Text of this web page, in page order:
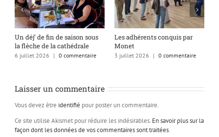
Un déj’ de fin de saison sous
la flèche de la cathédrale
6 juillet 2026 | 0 commentaire
Les adhérents conquis par
Monet
3 juillet 2026 | 0 commentaire
Laisser un commentaire
Vous devez être identifié pour poster un commentaire.
Ce site utilise Akismet pour réduire les indésirables. En savoir plus sur la
façon dont les données de vos commentaires sont traitées.